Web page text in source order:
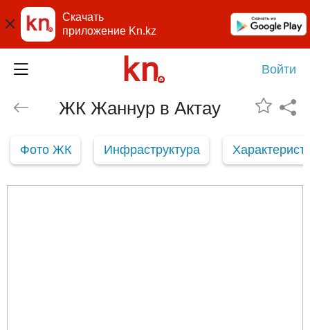
Скачать
приложение Kn.kz
Войти
ЖК Жаннур в Актау
Фото ЖК Инфраструктура